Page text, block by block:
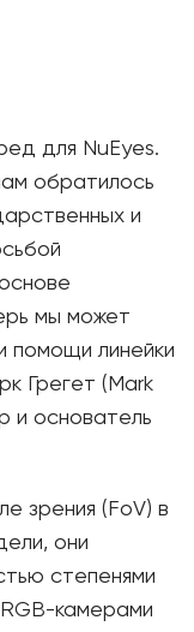
для NuEyes.
обратилось
и
мы может
помощи линейки
Грегет (Mark
и основатель
зрения (FoV) в
они
степенями
камерами